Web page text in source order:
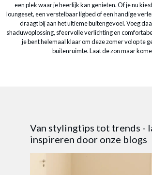
een plek waar je heerlijk kan genieten. Of je nu
loungeset, een verstelbaar ligbed of een handige
draagt bij aan het ultieme buitengevoel. Voeg
shaduwoplossing, sfeervolle verlichting en
je bent helemaal klaar om deze zomer volop te
buitenruimte. Laat de zon maar
Van stylingtips tot trends -
inspireren door onze blogs